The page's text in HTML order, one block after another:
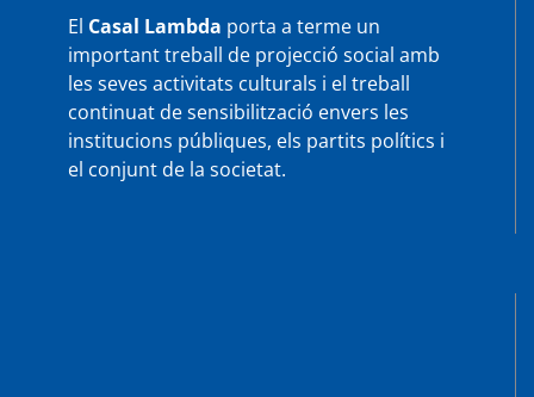
El Casal Lambda porta a terme un
important treball de projecció social amb
les seves activitats culturals i el treball
continuat de sensibilització envers les
institucions públiques, els partits polítics i
el conjunt de la societat.